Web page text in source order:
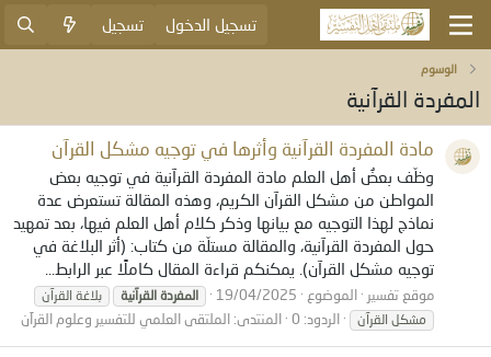
تسجيل الدخول تسجيل
الوسوم
المفردة القرآنية
مادة المفردة القرآنية وأثرها في توجيه مشكل القرآن
وظّف بعضُ أهل العلم مادة المفردة القرآنية في توجيه بعض
المواطن من مشكل القرآن الكريم، وهذه المقالة تستعرض عدة
نماذج لهذا التوجيه مع بيانها وذكر كلام أهل العلم فيها، بعد تمهيد
حول المفردة القرآنية، والمقالة مستلّة من كتاب: (أثر البلاغة في
توجيه مشكل القرآن). يمكنكم قراءة المقال كاملًا عبر الرابط...
موقع تفسير الموضوع 19/04/2025 المفردة القرآنية
بلاغة القرآن
مشكل القرآن
الردود: 0 المنتدى: الملتقى العلمي للتفسير وعلوم القرآن